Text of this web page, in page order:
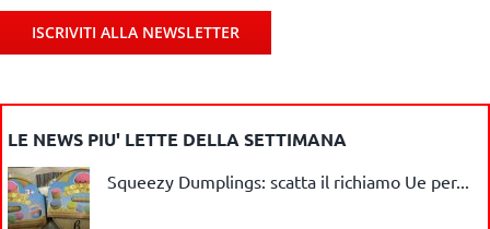
ISCRIVITI ALLA NEWSLETTER
LE NEWS PIU' LETTE DELLA SETTIMANA
Squeezy Dumplings: scatta il richiamo Ue per...